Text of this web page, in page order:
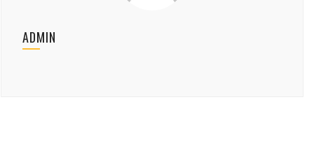
ADMIN